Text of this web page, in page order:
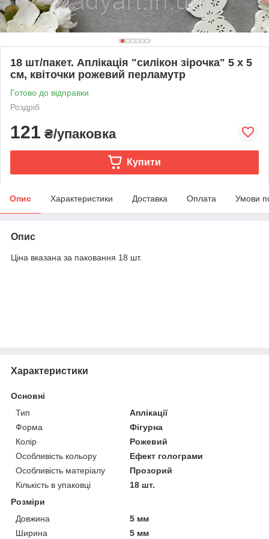
18 шт/пакет. Аплікація "силікон зірочка" 5 х 5
см, квіточки рожевий перламутр
Готово до відправки
Роздріб
121 ₴/упаковка
Купити
Опис Характеристики Доставка Оплата Умови
Опис
Ціна вказана за паковання 18 шт.
Характеристики
Основні
Тип
Аплікації
Форма
Фігурна
Колір
Рожевий
Особливість кольору
Ефект голограми
Особливість матеріалу
Прозорий
Кількість в упаковці
18 шт.
Розміри
Довжина
5 мм
Ширина
5 мм